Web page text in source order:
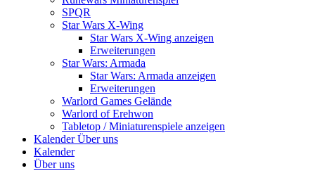
SPQR
Star Wars X-Wing
Star Wars X-Wing anzeigen
Erweiterungen
Star Wars: Armada
Star Wars: Armada anzeigen
Erweiterungen
Warlord Games Gelände
Warlord of Erehwon
Tabletop / Miniaturenspiele anzeigen
KalenderÜber uns
Kalender
Über uns